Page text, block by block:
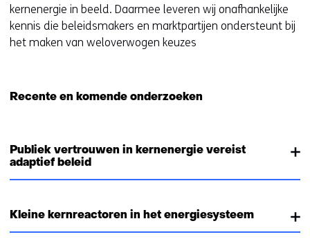
kernenergie in beeld. Daarmee leveren wij onafhankelijke
kennis die beleidsmakers en marktpartijen ondersteunt bij
het maken van weloverwogen keuzes
Recente en komende onderzoeken
Publiek vertrouwen in kernenergie vereist
adaptief beleid
Kleine kernreactoren in het energiesysteem